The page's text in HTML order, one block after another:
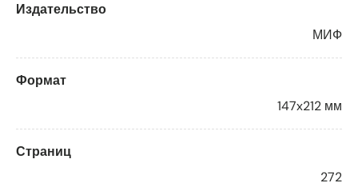
Издательство
МИФ
Формат
147x212 мм
Страниц
272